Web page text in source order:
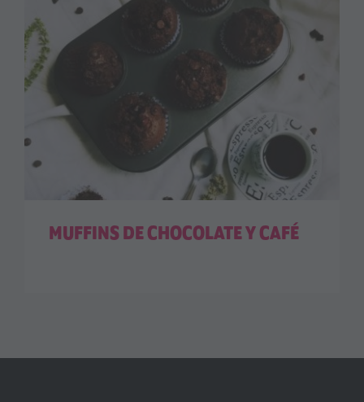
MUFFINS DE CHOCOLATE Y CAFÉ